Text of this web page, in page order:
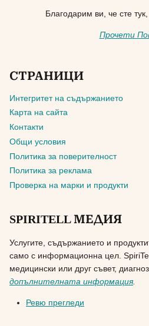
Благодарим ви, че сте
Прочети
СТРАНИЦИ
Интегритет на съдържанието
Карта на сайта
Контакти
Общи условия
Политика за поверителност
Политика за реклама
Проверка на марки и продукти
SPIRITELL МЕДИЯ
Услугите, съдържанието и
само с информационна цел.
медицински или друг съвет,
допълнителната информация.
Ревю прегледи